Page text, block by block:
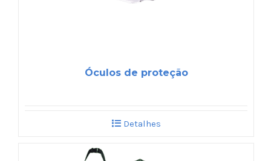
Óculos de proteção
Detalhes